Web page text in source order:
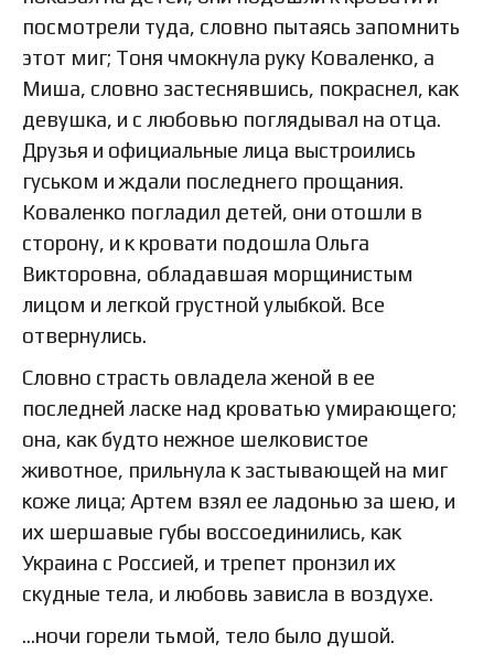
посмотрели туда, словно пытаясь запомнить
этот миг; Тоня чмокнула руку Коваленко, а
Миша, словно застеснявшись, покраснел, как
девушка, и с любовью поглядывал на отца.
Друзья и официальные лица выстроились
гуськом и ждали последнего прощания.
Коваленко погладил детей, они отошли в
сторону, и к кровати подошла Ольга
Викторовна, обладавшая морщинистым
лицом и легкой грустной улыбкой. Все
отвернулись.
Словно страсть овладела женой в ее
последней ласке над кроватью умирающего;
она, как будто нежное шелковистое
животное, прильнула к застывающей на миг
коже лица; Артем взял ее ладонью за шею, и
их шершавые губы воссоединились, как
Украина с Россией, и трепет пронзил их
скудные тела, и любовь зависла в воздухе.
…ночи горели тьмой, тело было душой.